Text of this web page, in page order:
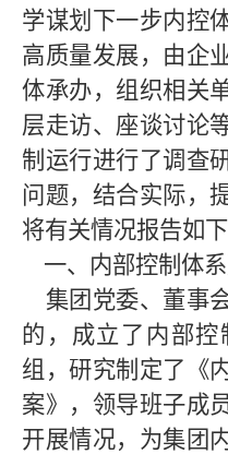
学谋划下一步内控
高质量发展，由企
体承办，组织相关
层走访、座谈讨论
制运行进行了调查
问题，结合实际，
将有关情况报告如下
一、内部控制体
集团党委、董事
的， 成立了内部
组，研究制定了《
案》，领导班子成
开展情况，为集团